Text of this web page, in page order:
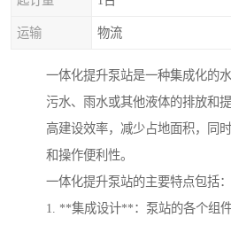
运输 物流
一体化提升泵站是一种集成化的
污水、雨水或其他液体的排放和
高建设效率，减少占地面积，同
和操作便利性。
一体化提升泵站的主要特点包括：
1. **集成设计**：泵站的各个组